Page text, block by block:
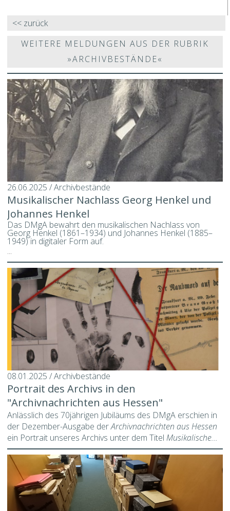
<< zurück
WEITERE MELDUNGEN AUS DER RUBRIK
»ARCHIVBESTÄNDE«
26.06.2025 / Archivbestände
Musikalischer Nachlass Georg Henkel und
Johannes Henkel
Das DMgA bewahrt den musikalischen Nachlass von
Georg Henkel (1861–1934) und Johannes Henkel (1885–
1949) in digitaler Form auf.
...
08.01.2025 / Archivbestände
Portrait des Archivs in den
"Archivnachrichten aus Hessen"
Anlässlich des 70jährigen Jubiläums des DMgA erschien in
der Dezember-Ausgabe derArchivnachrichten aus Hessen
ein Portrait unseres Archivs unter dem TitelMusikalische...